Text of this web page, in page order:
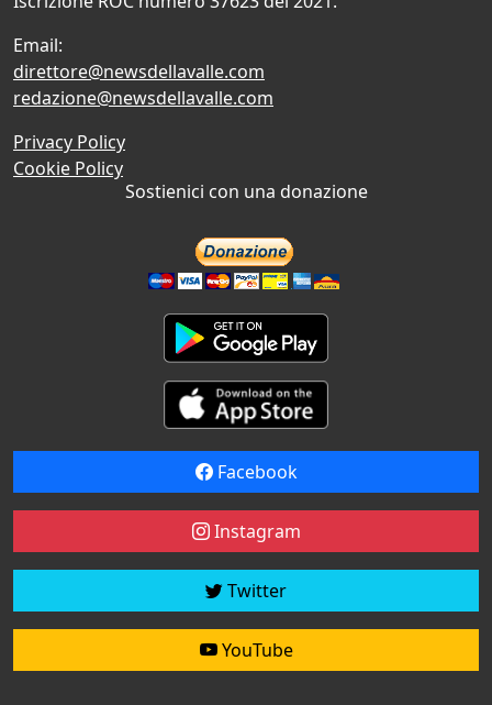
Email:
direttore@newsdellavalle.com
redazione@newsdellavalle.com
Privacy Policy
Cookie Policy
Sostienici con una donazione
Facebook
Instagram
Twitter
YouTube